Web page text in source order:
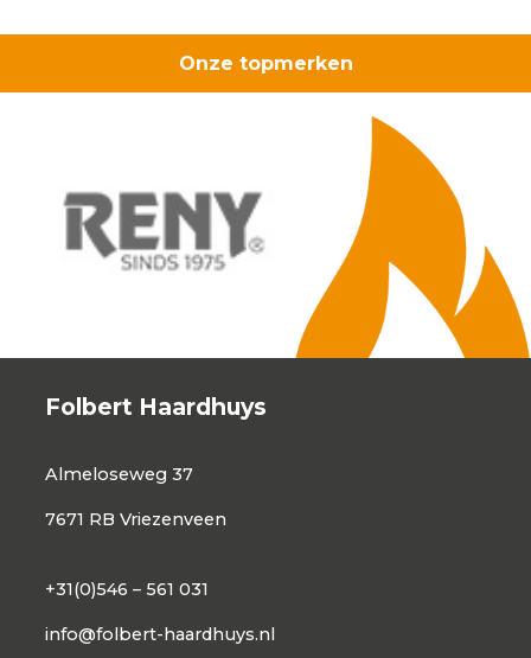
Onze topmerken
Folbert Haardhuys
Almeloseweg 37
7671 RB Vriezenveen
+31(0)546 – 561 031
info@folbert-haardhuys.nl